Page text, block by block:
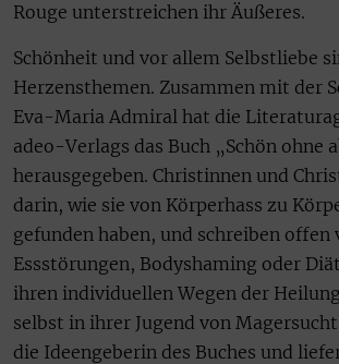
Rouge unterstreichen ihr Äußeres.
Schönheit und vor allem Selbstliebe
Herzensthemen. Zusammen mit der
Eva-Maria Admiral hat die
adeo-Verlags das Buch „Schön ohne
herausgegeben. Christinnen und
darin, wie sie von Körperhass zu
gefunden haben, und schreiben offen
Essstörungen, Bodyshaming oder
ihren individuellen Wegen der
selbst in ihrer Jugend von
die Ideengeberin des Buches und